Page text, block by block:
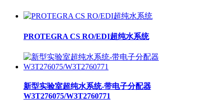
PROTEGRA CS RO/EDI超纯水系统
新型实验室超纯水系统-带电子分配器
W3T276075/W3T2760771